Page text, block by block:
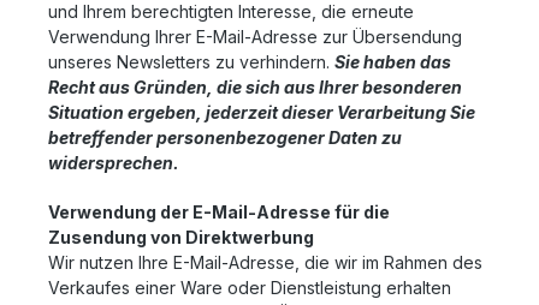
und Ihrem berechtigten Interesse, die erneute
Verwendung Ihrer E-Mail-Adresse zur Übersendung
unseres Newsletters zu verhindern. Sie haben das
Recht aus Gründen, die sich aus Ihrer besonderen
Situation ergeben, jederzeit dieser Verarbeitung Sie
betreffender personenbezogener Daten zu
widersprechen.
Verwendung der E-Mail-Adresse für die
Zusendung von Direktwerbung
Wir nutzen Ihre E-Mail-Adresse, die wir im Rahmen des
Verkaufes einer Ware oder Dienstleistung erhalten